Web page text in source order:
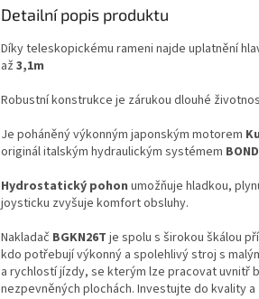
Detailní popis produktu
Díky teleskopickému rameni najde uplatnění
až 3,1m
Robustní konstrukce je zárukou dlouhé
Je poháněný výkonným japonským motorem
originál italským hydraulickým systémem
Hydrostatický pohon umožňuje hladkou,
joysticku zvyšuje komfort obsluhy.
Nakladač BGKN26T je spolu s širokou škálou
kdo potřebují výkonný a spolehlivý stroj s
a rychlostí jízdy, se kterým lze pracovat uvnitř
nezpevněných plochách. Investujte do kvality